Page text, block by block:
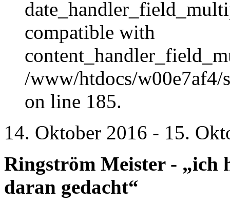
compatible with
/www/htdocs/w00e7af4/
on line 185.
14. Oktober 2016 - 15.
Ringström Meister - „ich
daran gedacht“